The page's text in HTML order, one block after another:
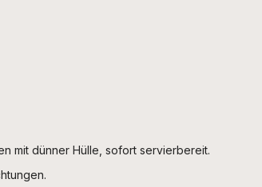
mit dünner Hülle, sofort servierbereit.